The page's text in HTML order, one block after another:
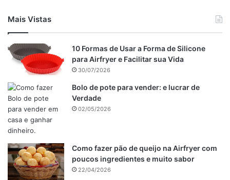
Mais Vistas
10 Formas de Usar a Forma de Silicone
para Airfryer e Facilitar sua Vida
30/07/2026
Bolo de pote para vender: e lucrar de
Verdade
02/05/2026
Como fazer pão de queijo na Airfryer com
poucos ingredientes e muito sabor
22/04/2026